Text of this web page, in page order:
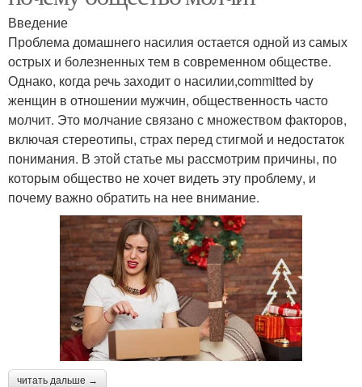
Введение
Проблема домашнего насилия остается одной из самых
острых и болезненных тем в современном обществе.
Однако, когда речь заходит о насилии,committed by
женщин в отношении мужчин, общественность часто
молчит. Это молчание связано с множеством факторов,
включая стереотипы, страх перед стигмой и недостаток
понимания. В этой статье мы рассмотрим причины, по
которым общество не хочет видеть эту проблему, и
почему важно обратить на нее внимание.
читать дальше →